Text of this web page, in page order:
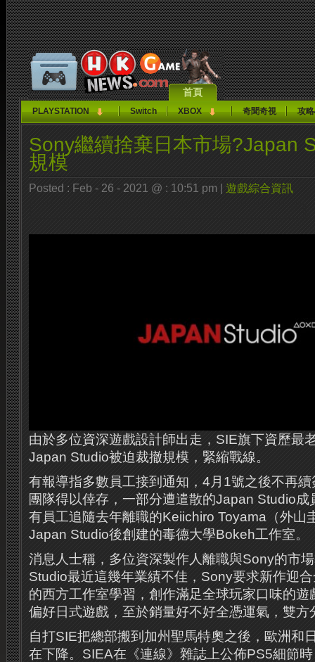
首頁
PLAYSTATION Switch XBOX 奇聞奇視 攻
Sony繼續捨棄日本市場?Japan
規模
Posted : Feb - 26 - 2021 @ : 10:51 pm | 遊戲綜合資訊
由於多位資深遊戲設計師出走，SIE旗下資歷最
Japan Studio被迫裁撤規模，緊縮戰線。
有報導指多數員工接到通知，4月1號之後不再
團隊得以倖存，一部分遭遣散的Japan Studio成
有員工追隨去年離職的Keiichiro Toyama（外山
Japan Studio後創建的毒德大學Bokeh工作室。
消息人士稱，多位資深製作人離職與Sony的市
Studio最近這幾年業績不佳，Sony要求新作迎
的西方工作室學習，創作滿足全球玩家口味的
偏好日式遊戲，至於銷量好不好全憑運氣，雙方
自打SIE把總部搬到加州聖馬特奧之後，歐洲和
在下降。SIEA在《連線》雜誌上公佈PS5細節